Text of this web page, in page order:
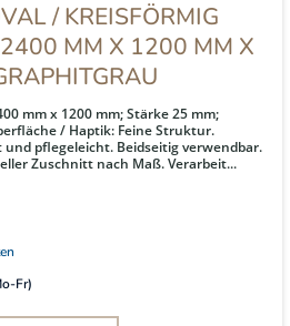
/ KREISFÖRMIG
MM X 1200 MM X
mm x 1200 mm; Stärke 25 mm;
/ Haptik: Feine Struktur.
pflegeleicht. Beidseitig verwendbar.
Zuschnitt nach Maß. Verarbeit...
Fr)